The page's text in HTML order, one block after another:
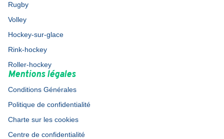
Rugby
Volley
Hockey-sur-glace
Rink-hockey
Roller-hockey
Mentions légales
Conditions Générales
Politique de confidentialité
Charte sur les cookies
Centre de confidentialité